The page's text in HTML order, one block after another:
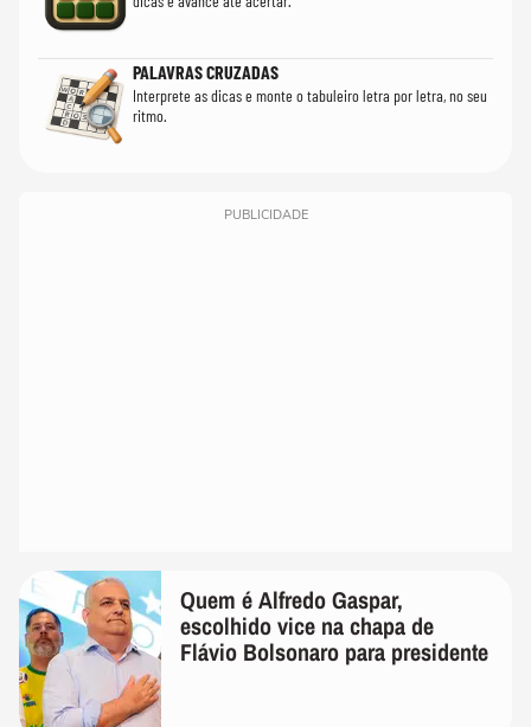
PALAVRAS CRUZADAS
Interprete as dicas e monte o tabuleiro letra por letra, no seu
ritmo.
PUBLICIDADE
Quem é Alfredo Gaspar,
escolhido vice na chapa de
Flávio Bolsonaro para presidente